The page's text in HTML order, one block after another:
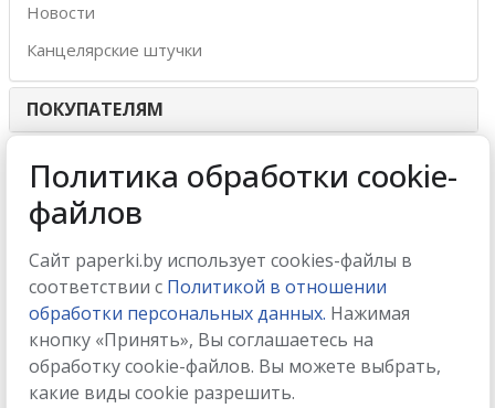
Новости
Канцелярские штучки
ПОКУПАТЕЛЯМ
ИНТЕРНЕТ-МАГАЗИН
МЫ ПРИНИМАЕМ
МЫ В СОЦСЕТЯХ
Политика обработки cookie-
файлов
Сайт paperki.by использует cookies-файлы в
соответствии с Политикой в отношении
обработки персональных данных. Нажимая
кнопку «Принять», Вы соглашаетесь на
обработку cookie-файлов. Вы можете выбрать,
какие виды cookie разрешить.